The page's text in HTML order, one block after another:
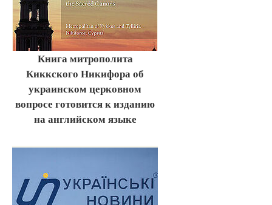
Книга митрополита
Киккского Никифора об
украинском церковном
вопросе готовится к изданию
на английском языке